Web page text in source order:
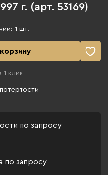
г. (арт. 53169)
1 шт.
1 клик
по запросу
по запросу